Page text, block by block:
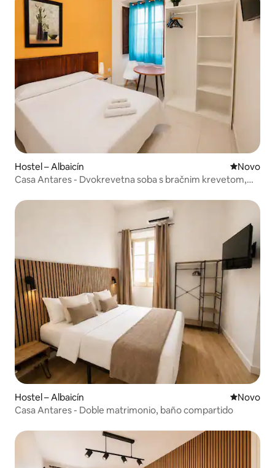
Hostel – Albaicín Novi
Novo
Casa Antares - Dvokrevetna soba s bračnim krevetom,
Hostel – Albaicín Novi
Novo
Casa Antares - Doble matrimonio, baño compartido